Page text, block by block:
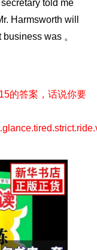
told me
Harmsworth will
was 。
的答案，话说你要